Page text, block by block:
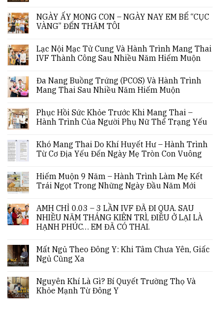
NGÀY ẤY MONG CON – NGÀY NAY EM BẾ “CỤC
VÀNG” ĐẾN THĂM TÔI
Lạc Nội Mạc Tử Cung Và Hành Trình Mang Thai
IVF Thành Công Sau Nhiều Năm Hiếm Muộn
Đa Nang Buồng Trứng (PCOS) Và Hành Trình
Mang Thai Sau Nhiều Năm Hiếm Muộn
Phục Hồi Sức Khỏe Trước Khi Mang Thai –
Hành Trình Của Người Phụ Nữ Thể Trạng Yếu
Khó Mang Thai Do Khí Huyết Hư – Hành Trình
Từ Cơ Địa Yếu Đến Ngày Mẹ Tròn Con Vuông
Hiếm Muộn 9 Năm – Hành Trình Làm Mẹ Kết
Trái Ngọt Trong Những Ngày Đầu Năm Mới
AMH CHỈ 0.03 – 3 LẦN IVF ĐÃ ĐI QUA. SAU
NHIỀU NĂM THÁNG KIÊN TRÌ, ĐIỀU Ở LẠI LÀ
HẠNH PHÚC… EM ĐÃ CÓ THAI.
Mất Ngủ Theo Đông Y: Khi Tâm Chưa Yên, Giấc
Ngủ Cũng Xa
Nguyên Khí Là Gì? Bí Quyết Trường Thọ Và
Khỏe Mạnh Từ Đông Y